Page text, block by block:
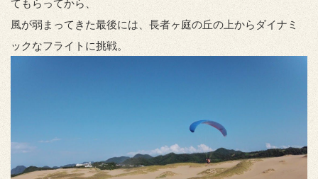
風が弱まってきた最後には、長者ヶ庭の丘の上からダイナミ
ックなフライトに挑戦。